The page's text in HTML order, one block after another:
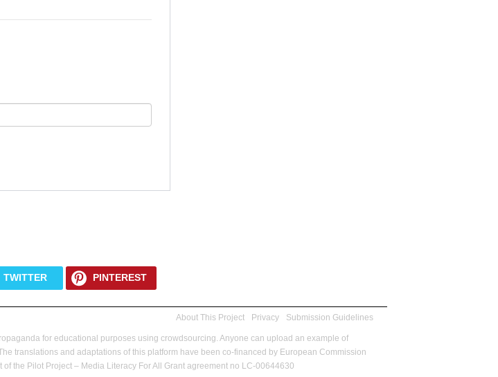
TWITTER PINTEREST
About This Project Privacy Submission Guidelines
for educational purposes using crowdsourcing. Anyone can upload an example of
translations and adaptations of this platform have been co-financed by European Commission
the Pilot Project – Media Literacy For All Grant agreement no LC-00644630